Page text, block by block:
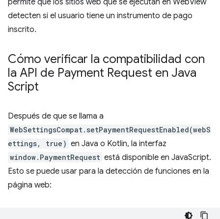
permite que los sitios web que se ejecutan en WebView
detecten si el usuario tiene un instrumento de pago
inscrito.
Cómo verificar la compatibilidad con
la API de Payment Request en Java
Script
Después de que se llama a
WebSettingsCompat.setPaymentRequestEnabled(webS
ettings, true) en Java o Kotlin, la interfaz
window.PaymentRequest está disponible en JavaScript.
Esto se puede usar para la detección de funciones en la
página web: